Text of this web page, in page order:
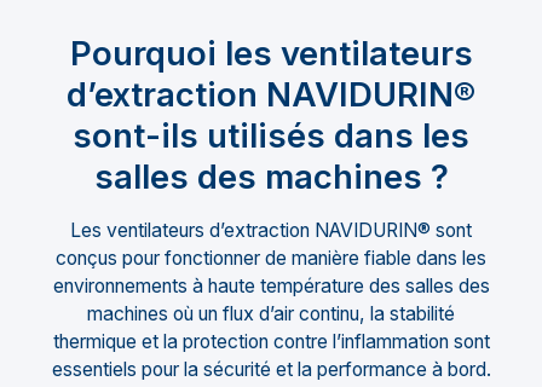
Pourquoi les ventilateurs
d’extraction NAVIDURIN®
sont-ils utilisés dans les
salles des machines ?
Les ventilateurs d’extraction NAVIDURIN® sont
conçus pour fonctionner de manière fiable dans les
environnements à haute température des salles des
machines où un flux d’air continu, la stabilité
thermique et la protection contre l’inflammation sont
essentiels pour la sécurité et la performance à bord.